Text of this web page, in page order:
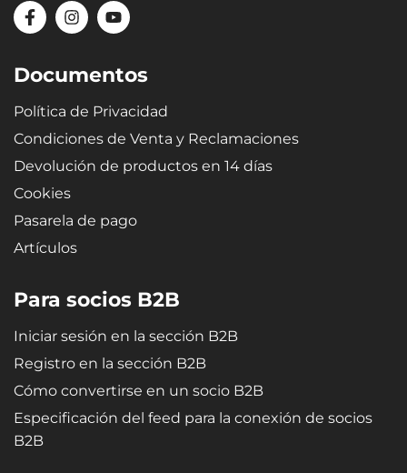
Material reciclable, muy resistente y de alta calidad: la goma
microporosa SBR aporta a las bandejas una elasticidad extrema
Documentos
Política de Privacidad
Condiciones de Venta y Reclamaciones
Devolución de productos en 14 días
Cookies
Pasarela de pago
Artículos
Para socios B2B
Iniciar sesión en la sección B2B
Registro en la sección B2B
Cómo convertirse en un socio B2B
Especificación del feed para la conexión de socios
B2B